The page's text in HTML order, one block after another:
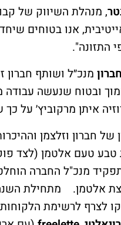
, מנהלת השיווק של
אנו בטוחים
התזונה".
מנכ״ל ושותף חברון
ובטוח שנעשה עבודה
איתן מרקוביץ׳ על
של חברון וזלצמן
מנכ"ל החברה
אלטמן. מתחילת
לצרף לרשימת